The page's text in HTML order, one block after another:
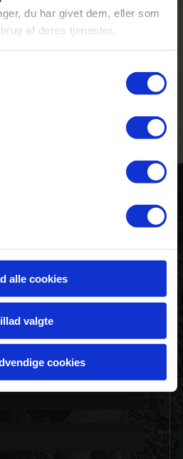
du har givet dem, eller som
af deres tjenester.
alle cookies
valgte
cookies